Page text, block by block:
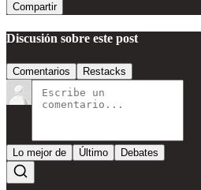
Compartir
Discusión sobre este post
Comentarios Restacks
Lo mejor de Último Debates